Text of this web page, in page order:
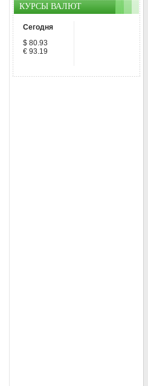
КУРСЫ ВАЛЮТ
Сегодня
$ 80.93
€ 93.19